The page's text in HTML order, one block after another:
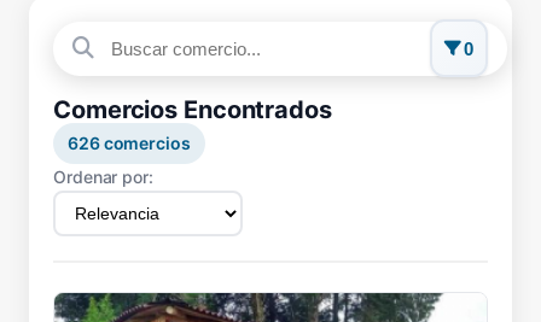
0
Comercios Encontrados
626comercios
Ordenar por: